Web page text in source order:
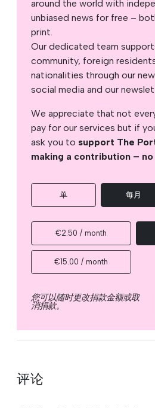
around the world with
unbiased news for free –
print.
Our dedicated team
community, foreign
nationalities through our
social media and our
We appreciate that not
pay for our services but if
ask you to support The
making a contribution –
单 每月
€2.50 / month
€15.00 / month
您可以随时更改捐款金额或取
消捐款。
评论